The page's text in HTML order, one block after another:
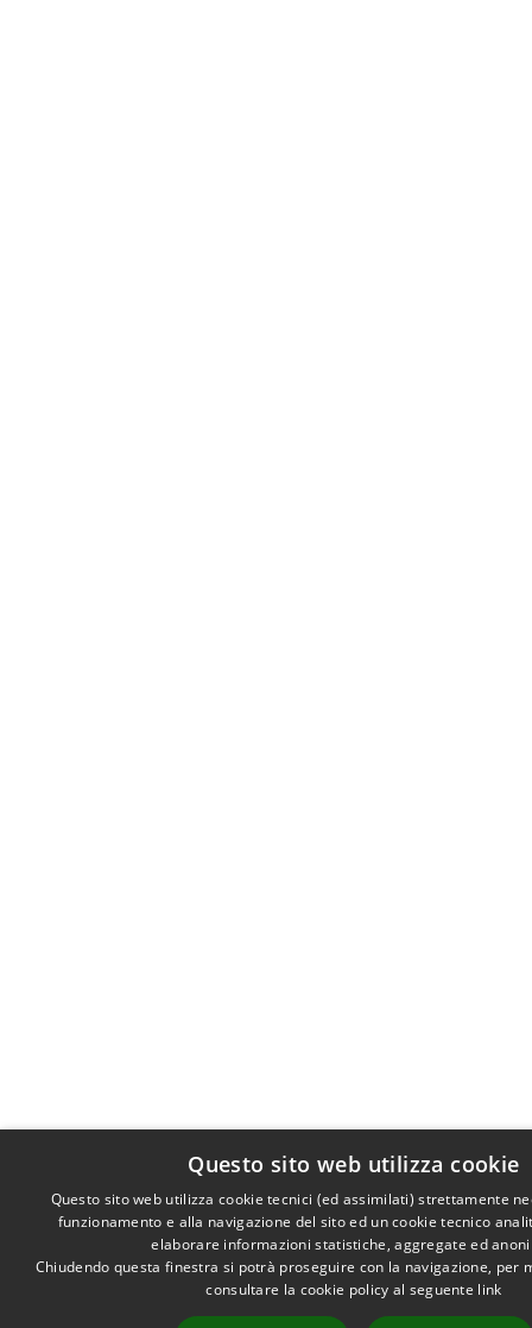
Questo sito web utilizza cookie
Questo sito web utilizza cookie tecnici (ed assimilati) strettamente
funzionamento e alla navigazione del sito ed un cookie tecnico
elaborare informazioni statistiche, aggregate ed
Chiudendo questa finestra si potrà proseguire con la navigazione, per
consultare la cookie policy al seguente link